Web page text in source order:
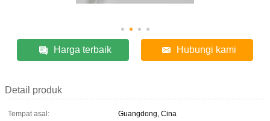
Harga terbaik Hubungi kami
Detail produk
Tempat asal:
Guangdong, Cina